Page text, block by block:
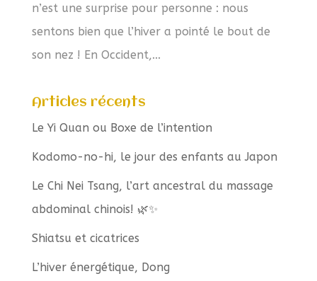
n’est une surprise pour personne : nous
sentons bien que l’hiver a pointé le bout de
son nez ! En Occident,...
Articles récents
Le Yi Quan ou Boxe de l’intention
Kodomo-no-hi, le jour des enfants au Japon
Le Chi Nei Tsang, l’art ancestral du massage
abdominal chinois! 🌿✨
Shiatsu et cicatrices
L’hiver énergétique, Dong